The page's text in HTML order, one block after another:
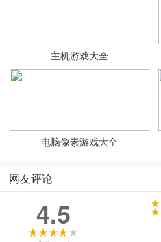
主机游戏大全
电脑像素游戏大全
网友评论
4.5